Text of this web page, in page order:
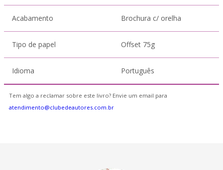
Acabamento Brochura c/ orelha
Tipo de papel Offset 75g
Idioma Português
Tem algo a reclamar sobre este livro? Envie um email para
atendimento@clubedeautores.com.br